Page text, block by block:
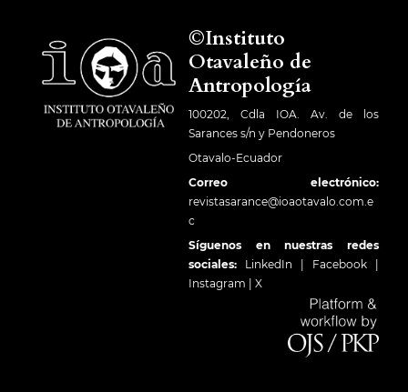
©Instituto
Otavaleño de
Antropología
100202, Cdla IOA. Av. de los
Sarances s/n y Pendoneros
Otavalo-Ecuador
Correo electrónico:
revistasarance@ioaotavalo.com.e
c
Síguenos en nuestras redes
sociales: LinkedIn Facebook
Instagram
X